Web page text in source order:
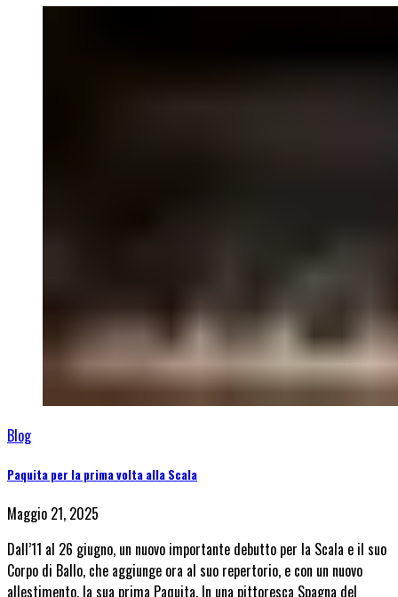
Blog
Paquita per la prima volta alla Scala
Maggio 21, 2025
Dall’11 al 26 giugno, un nuovo importante debutto per la Scala e il suo
Corpo di Ballo, che aggiunge ora al suo repertorio, e con un nuovo
allestimento, la sua prima Paquita. In una pittoresca Spagna del